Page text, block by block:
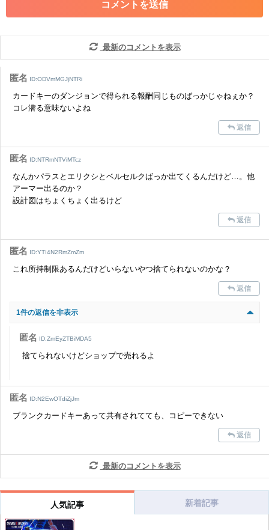
・その他、管理者が不適切と判断した投稿
コメントの削除を申請する※投稿内容を確認後、順次対応さ
せていただきます。ご了承ください。
さい。
また、過度な利用規約の違反や、弊社に損害の及ぶ内容の書き込みがあ
った場合は、法的措置をとらせていただく場合もございますので、あら
最新のコメントを表示
匿名 ID:ODVmMGJjNTRi
カードキーのダンジョンで得られる報酬同じものばっかじゃねぇか？
コレ潜る意味ないよね
返信
匿名 ID:NTRmNTViMTcz
なんかパラスとエリクシとベルセルクばっか出てくるんだけど…。他
アーマー出るのか？
設計図はちょくちょく出るけど
返信
匿名 ID:YTI4N2RmZmZm
これ所持制限あるんだけどいらないやつ捨てられないのかな？
返信
1件の返信を非表示
匿名 ID:ZmEyZTBiMDA5
捨てられないけどショップで売れるよ
匿名 ID:N2EwOTdiZjJm
ブランクカードキーあって共有されてても、コピーできない
返信
最新のコメントを表示
人気記事 新着記事